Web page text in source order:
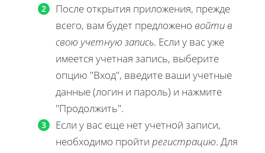
После открытия приложения, прежде
всего, вам будет предложено войти в
свою учетную запись. Если у вас уже
имеется учетная запись, выберите
опцию "Вход", введите ваши учетные
данные (логин и пароль) и нажмите
"Продолжить".
Если у вас еще нет учетной записи,
необходимо пройти регистрацию. Для